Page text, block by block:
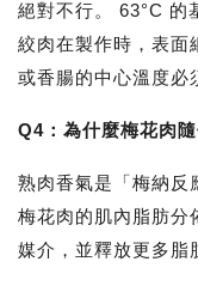
絕對不行。
63°C 的
絞肉在製作時，表面
或香腸的中心溫度必
Q4：為什麼梅花肉
熟肉香氣是「梅納反
梅花肉的肌內脂肪分
媒介，並釋放更多脂